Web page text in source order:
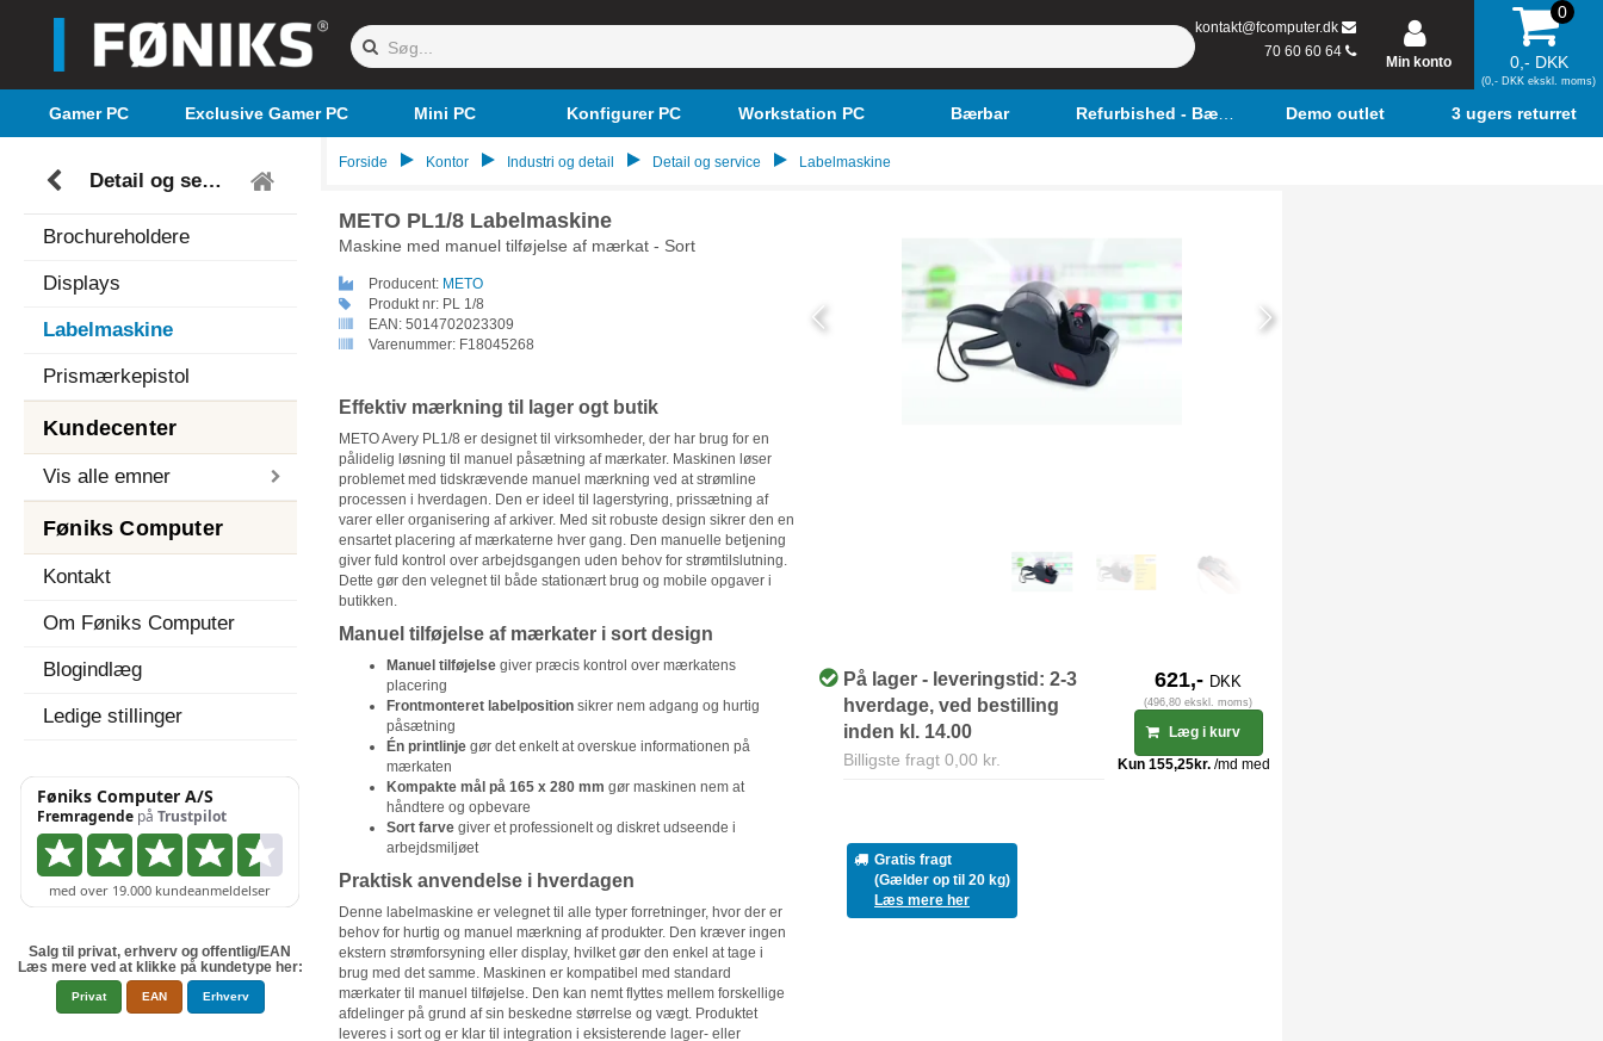
kontakt@fcomputer.dk
70 60 60 64
Min konto
0
0,- DKK
(0,- DKK ekskl. moms)
Gamer PC Exclusive Gamer PC Mini PC Konfigurer PC Workstation PC Bærbar Refurbished - Bærbar Demo outlet 3 ugers returret
Detail og service
Brochureholdere
Displays
Labelmaskine
Prismærkepistol
Kundecenter
Vis alle emner
Føniks Computer
Kontakt
Om Føniks Computer
Blogindlæg
Ledige stillinger
Salg til privat, erhverv og offentlig/EAN
Læs mere ved at klikke på kundetype her:
Privat EAN Erhverv
Forside Kontor Industri og detail Detail og service Labelmaskine
METO PL1/8 Labelmaskine
Maskine med manuel tilføjelse af mærkat - Sort
Producent: METO
Produkt nr: PL 1/8
EAN: 5014702023309
Varenummer: F18045268
Effektiv mærkning til lager ogt butik
METO Avery PL1/8 er designet til virksomheder, der har brug for en
pålidelig løsning til manuel påsætning af mærkater. Maskinen løser
problemet med tidskrævende manuel mærkning ved at strømline
processen i hverdagen. Den er ideel til lagerstyring, prissætning af
varer eller organisering af arkiver. Med sit robuste design sikrer den en
ensartet placering af mærkaterne hver gang. Den manuelle betjening
giver fuld kontrol over arbejdsgangen uden behov for strømtilslutning.
Dette gør den velegnet til både stationært brug og mobile opgaver i
butikken.
Manuel tilføjelse af mærkater i sort design
Manuel tilføjelsegiver præcis kontrol over mærkatens
placering
Frontmonteret labelpositionsikrer nem adgang og hurtig
påsætning
Én printlinjegør det enkelt at overskue informationen på
mærkaten
Kompakte mål på 165 x 280 mm gør maskinen nem at
håndtere og opbevare
Sort farvegiver et professionelt og diskret udseende i
arbejdsmiljøet
Praktisk anvendelse i hverdagen
Denne labelmaskine er velegnet til alle typer forretninger, hvor der er
behov for hurtig og manuel mærkning af produkter. Den kræver ingen
ekstern strømforsyning eller display, hvilket gør den enkel at tage i
brug med det samme. Maskinen er kompatibel med standard
mærkater til manuel tilføjelse. Den kan nemt flyttes mellem forskellige
afdelinger på grund af sin beskedne størrelse og vægt. Produktet
leveres i sort og er klar til integration i eksisterende lager- eller
På lager - leveringstid: 2-3
hverdage, ved bestilling
inden kl. 14.00
Billigste fragt 0,00 kr.
621,- DKK
(496,80 ekskl. moms)
Læg i kurv
Gratis fragt
(Gælder op til 20 kg)
Læs mere her